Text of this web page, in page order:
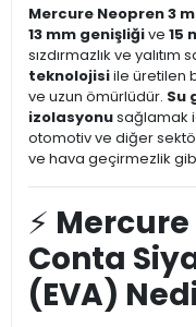
Mercure Neopren 3
13 mm genişliğive 15
sızdırmazlık ve yalıtım
teknolojisiile üretilen
ve uzun ömürlüdür. Su
izolasyonusağlamak
otomotiv ve diğer
ve hava geçirmezlik
⚡
Conta
(EVA)